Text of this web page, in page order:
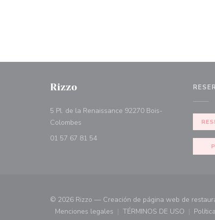
Rizzo
5 Pl. de la Renaissance 92270 Bois-
Colombes
01 57 67 81 54
© 2026 Rizzo — Creación de página web de
Menciones legales
((abre en una nueva ventana))
TÉRMINOS DE USO
((abre en una